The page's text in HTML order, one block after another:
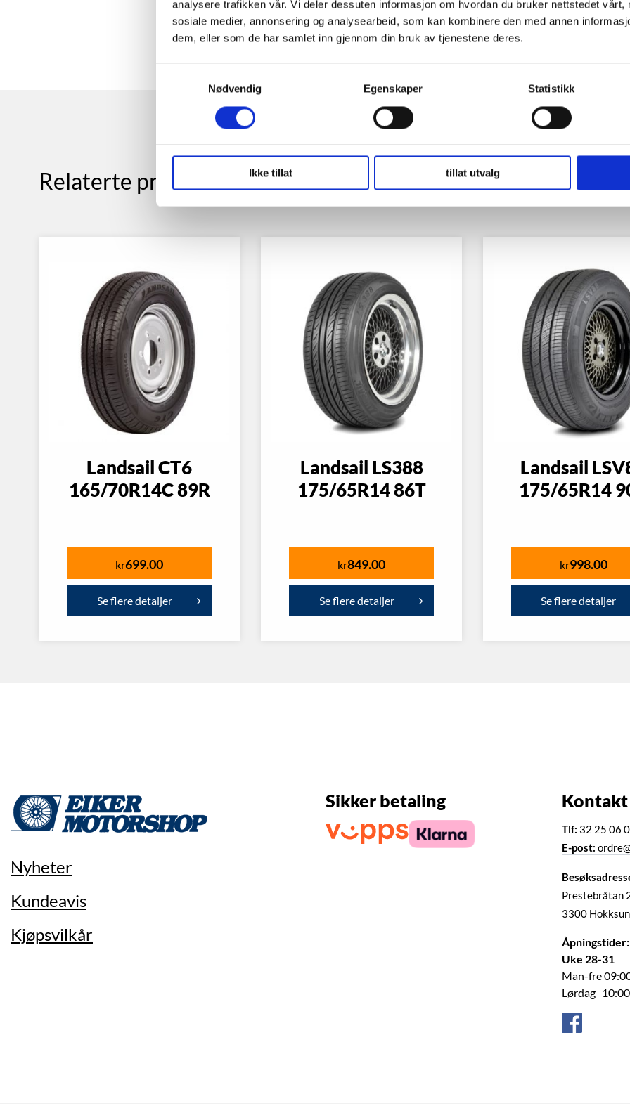
analysere trafikken vår. Vi deler dessuten informasjon om hvordan du bruker nettstedet vårt,
sosiale medier, annonsering og analysearbeid, som kan kombinere den med annen
dem, eller som de har samlet inn gjennom din bruk av tjenestene deres.
Nødvendig
Egenskaper Statistikk
Ikke tillat tillat utvalg
Relaterte produkter
Landsail CT6
165/70R14C 89R
kr699.00
Se flere detaljer
Landsail LS388
175/65R14 86T
kr849.00
Se flere detaljer
Landsail
175/65R14
kr998.00
Se flere detaljer
Nyheter
Kundeavis
Kjøpsvilkår
Sikker betaling Kontakt
Tlf: 32 25 06
E-post:
Prestebråtan
3300
Uke 28-31
Man-fre
Lørdag